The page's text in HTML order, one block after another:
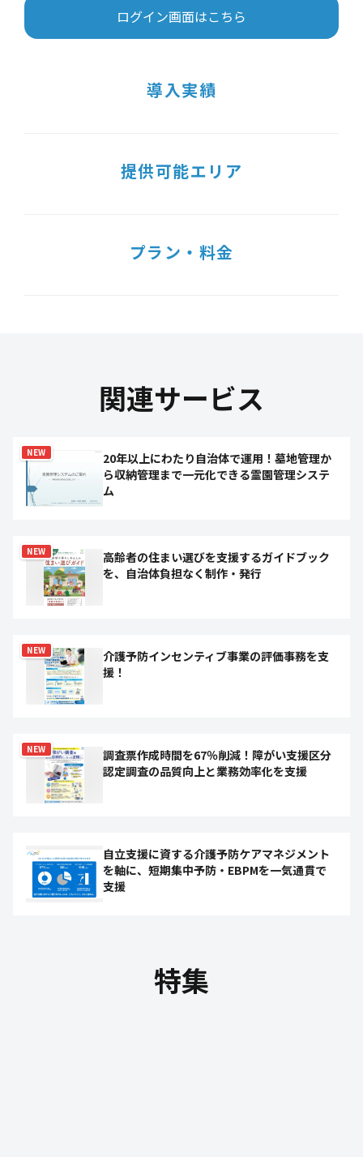
ログイン画面はこちら
導入実績
提供可能エリア
プラン・料金
関連サービス
NEW
20年以上にわたり自治体で運用！墓地管理か
ら収納管理まで一元化できる霊園管理システ
ム
NEW
高齢者の住まい選びを支援するガイドブック
を、自治体負担なく制作・発行
NEW
介護予防インセンティブ事業の評価事務を支
援！
NEW
調査票作成時間を67％削減！障がい支援区分
認定調査の品質向上と業務効率化を支援
自立支援に資する介護予防ケアマネジメント
を軸に、短期集中予防・EBPMを一気通貫で
支援
特集